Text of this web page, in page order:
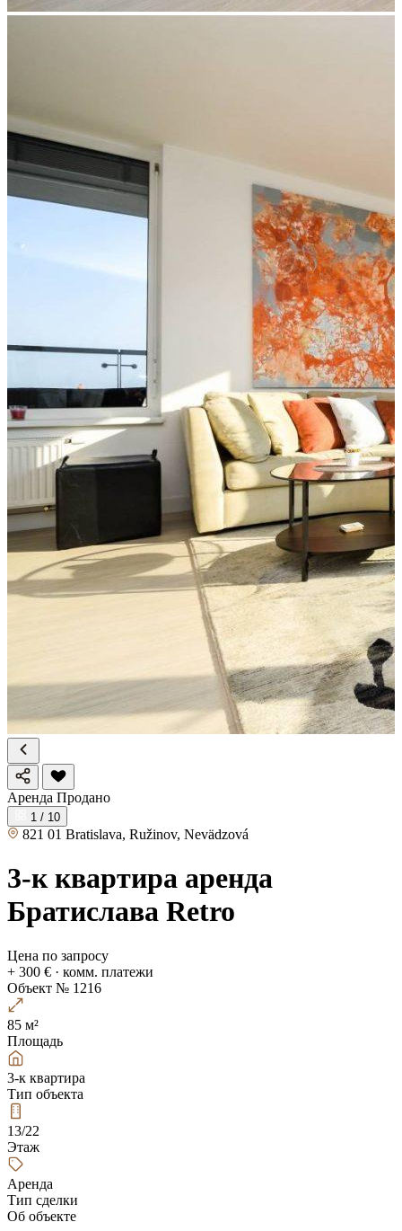
Аренда Продано
1 / 10
821 01 Bratislava, Ružinov, Nevädzová
3-к квартира аренда
Братислава Retro
Цена по запросу
+ 300 € · комм. платежи
Объект № 1216
85 м²
Площадь
3-к квартира
Тип объекта
13/22
Этаж
Аренда
Тип сделки
Об объекте